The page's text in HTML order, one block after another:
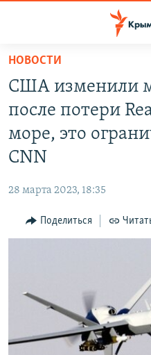
Вернуться
основному
содержанию
главной
Вернутся
поиску
КАРТА ВОЕННЫХ ОБЪЕКТОВ
ИСТОРИЯ
ИНТЕРАКТИВ
ИНФОГРАФИКА
ПРОПАВШИЕ БЕЗ ВЕСТИ
ПОБЕДИТЕЛЕЙ НЕ СУДЯТ?
КРЫМ.НЕПОКОРЕННЫЙ
РАДІО СВОБОДА
КАК ОБОЙТИ
ПРИСОЕДИНЯЙТЕСЬ!
НОВОСТИ
США изменили
после потери
море, это
CNN
28 марта 2023, 18:35
Поделиться